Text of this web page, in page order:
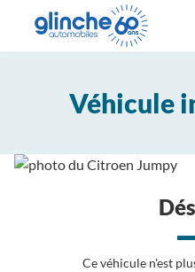
Véhicule
Ce véhicule n'est